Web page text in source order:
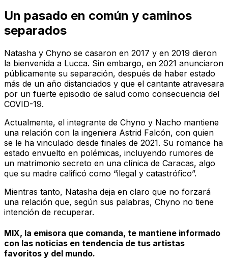
Un pasado en común y caminos
separados
Natasha y Chyno se casaron en 2017 y en 2019 dieron
la bienvenida a Lucca. Sin embargo, en 2021 anunciaron
públicamente su separación, después de haber estado
más de un año distanciados y que el cantante atravesara
por un fuerte episodio de salud como consecuencia del
COVID-19.
Actualmente, el integrante de Chyno y Nacho mantiene
una relación con la ingeniera Astrid Falcón, con quien
se le ha vinculado desde finales de 2021. Su romance ha
estado envuelto en polémicas, incluyendo rumores de
un matrimonio secreto en una clínica de Caracas, algo
que su madre calificó como “ilegal y catastrófico”.
Mientras tanto, Natasha deja en claro que no forzará
una relación que, según sus palabras, Chyno no tiene
intención de recuperar.
MIX, la emisora que comanda, te mantiene informado
con las noticias en tendencia de tus artistas
favoritos y del mundo.